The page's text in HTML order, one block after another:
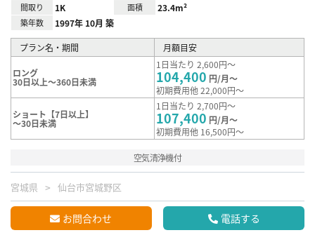
間取り 1K 面積 23.4m²
築年数 1997年 10月 築
プラン名・期間 月額目安
ロング
30日以上～360日未満
1日当たり 2,600円～
104,400 円/月～
初期費用他 22,000円～
ショート【7日以上】
～30日未満
1日当たり 2,700円～
107,400 円/月～
初期費用他 16,500円～
空気清浄機付
宮城県 仙台市宮城野区
お問合わせ 電話する